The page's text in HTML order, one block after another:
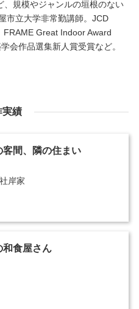
規模やジャンルの垣根のない
市立大学非常勤講師。JCD
Great Indoor Award
会作品選集新人賞受賞など。
実績
客間、隣の住まい
岸家
和食屋さん